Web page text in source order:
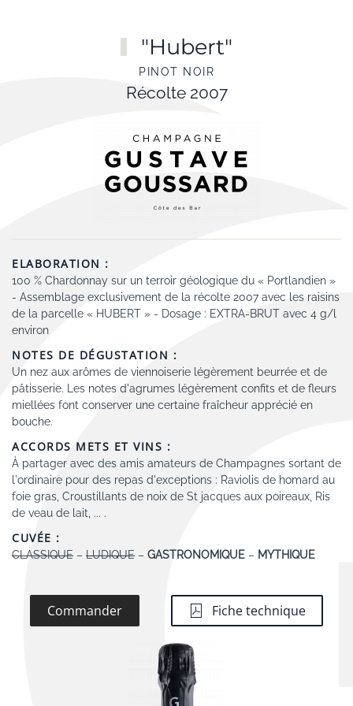
Skip to main content"Hubert"
PINOT NOIR
Récolte 2007
ELABORATION :
100 % Chardonnay sur un terroir géologique du « Portlandien »
- Assemblage exclusivement de la récolte 2007 avec les raisins
de la parcelle « HUBERT » - Dosage : EXTRA-BRUT avec 4 g/l
environ
NOTES DE DÉGUSTATION :
Un nez aux arômes de viennoiserie légèrement beurrée et de
pâtisserie. Les notes d'agrumes légèrement confits et de fleurs
miellées font conserver une certaine fraîcheur apprécié en
bouche.
ACCORDS METS ET VINS :
À partager avec des amis amateurs de Champagnes sortant de
l'ordinaire pour des repas d'exceptions : Raviolis de homard au
foie gras, Croustillants de noix de St jacques aux poireaux, Ris
de veau de lait, ... .
CUVÉE :
CLASSIQUE – LUDIQUE – GASTRONOMIQUE – MYTHIQUE
Commander Fiche technique